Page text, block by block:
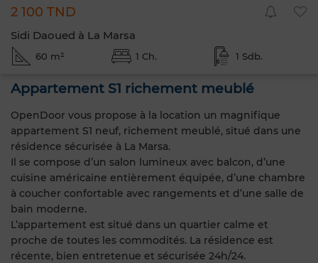
2 100 TND
Sidi Daoued à La Marsa
60 m² 1 Ch. 1 Sdb.
Appartement S1 richement meublé
OpenDoor vous propose à la location un magnifique
appartement S1 neuf, richement meublé, situé dans une
résidence sécurisée à La Marsa.
Il se compose d’un salon lumineux avec balcon, d’une
cuisine américaine entièrement équipée, d’une chambre
à coucher confortable avec rangements et d’une salle de
bain moderne.
L’appartement est situé dans un quartier calme et
proche de toutes les commodités. La résidence est
récente, bien entretenue et sécurisée 24h/24.